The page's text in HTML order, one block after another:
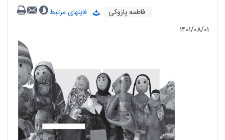
فاطمه پازوکی
فایلهای مرتبط
۱۴۰۱/۰۸/۰۱